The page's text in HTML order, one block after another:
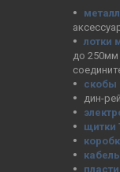
лотки
до 250мм
скобы
дин-
щитки